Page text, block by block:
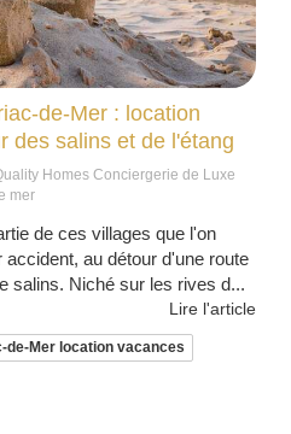
de-Mer : location
des salins et de l'étang
Homes Conciergerie de Luxe
mer
de ces villages que l'on
au détour d'une route
salins. Niché sur les rives d...
Lire l'article
Mer location vacances